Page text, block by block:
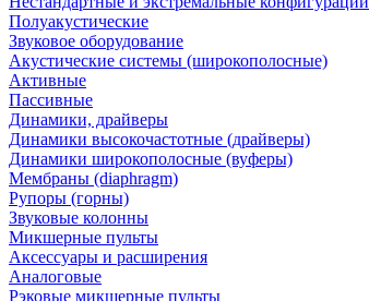
Полуакустические
Звуковое оборудование
Акустические системы (широкополосные)
Активные
Пассивные
Динамики, драйверы
Динамики высокочастотные (драйверы)
Динамики широкополосные (вуферы)
Мембраны (diaphragm)
Рупоры (горны)
Звуковые колонны
Микшерные пульты
Аксессуары и расширения
Аналоговые
Рэковые микшерные пульты